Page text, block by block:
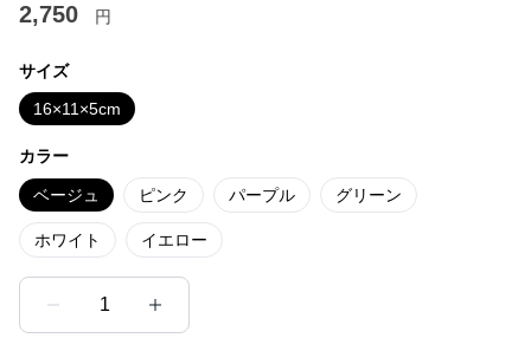
2,750 円
サイズ
16×11×5cm
カラー
ベージュ ピンク パープル グリーン
ホワイト イエロー
1